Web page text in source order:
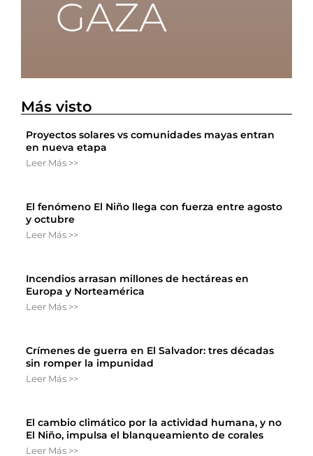
Más visto
Proyectos solares vs comunidades mayas entran
en nueva etapa
Leer Más >>
El fenómeno El Niño llega con fuerza entre agosto
y octubre
Leer Más >>
Incendios arrasan millones de hectáreas en
Europa y Norteamérica
Leer Más >>
Crímenes de guerra en El Salvador: tres décadas
sin romper la impunidad
Leer Más >>
El cambio climático por la actividad humana, y no
El Niño, impulsa el blanqueamiento de corales
Leer Más >>